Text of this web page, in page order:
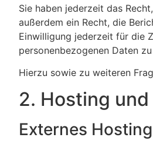
Sie haben jederzeit das
außerdem ein Recht, die
Einwilligung jederzeit für die
personenbezogenen Daten
Hierzu sowie zu weiteren
2. Hosting
Externes Hosting